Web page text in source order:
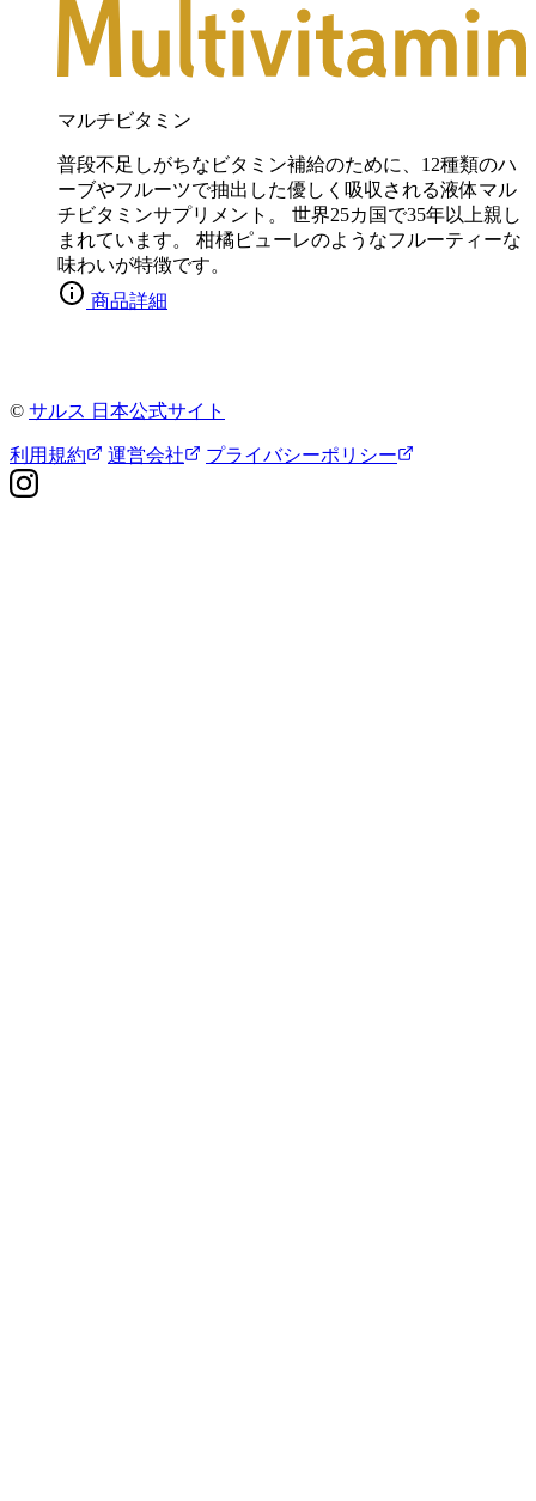
マルチビタミン
普段不足しがちなビタミン補給のために、12種類のハ
ーブやフルーツで抽出した優しく吸収される液体マル
チビタミンサプリメント。 世界25カ国で35年以上親し
まれています。 柑橘ピューレのようなフルーティーな
味わいが特徴です。
商品詳細
© サルス 日本公式サイト
利用規約 運営会社 プライバシーポリシー